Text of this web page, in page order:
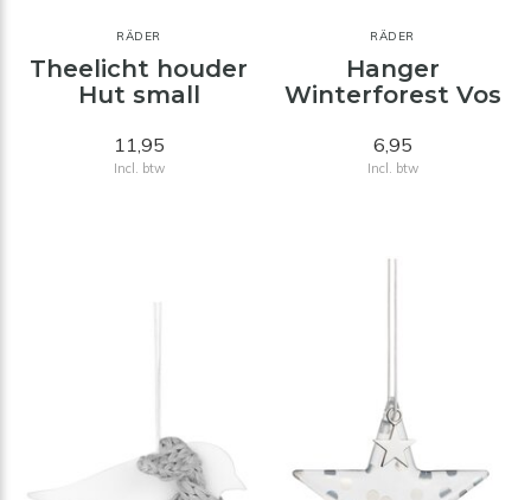
RÄDER
Theelicht houder
Hut small
11,95
Incl. btw
RÄDER
Hanger
Winterforest Vos
6,95
Incl. btw